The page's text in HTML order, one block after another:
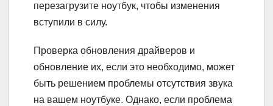
перезагрузите ноутбук, чтобы изменения
вступили в силу.
Проверка обновления драйверов и
обновление их, если это необходимо, может
быть решением проблемы отсутствия звука
на вашем ноутбуке. Однако, если проблема